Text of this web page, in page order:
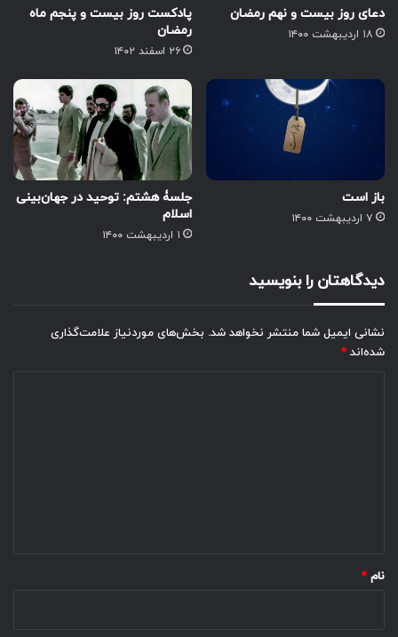
دعای روز بیست و نهم رمضان
۱۸ اردیبهشت ۱۴۰۰
پادکست روز بیست و پنجم ماه
رمضان
۲۶ اسفند ۱۴۰۲
باز است
۷ اردیبهشت ۱۴۰۰
جلسۀ هشتم: توحید در جهان‌بینی
اسلام
۱ اردیبهشت ۱۴۰۰
دیدگاهتان را بنویسید
نشانی ایمیل شما منتشر نخواهد شد. بخش‌های موردنیاز علامت‌گذاری
شده‌اند *
نام *